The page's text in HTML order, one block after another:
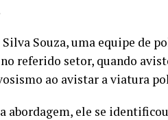
Souza, uma equipe de
referido setor, quando
ao avistar a viatura
abordagem, ele se